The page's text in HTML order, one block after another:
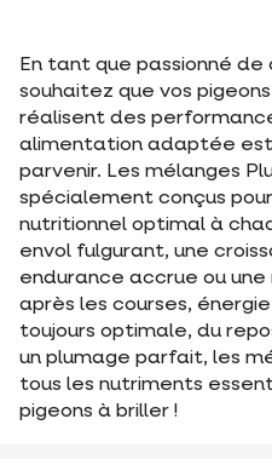
En tant que passionné de
souhaitez que vos
réalisent des
alimentation adaptée
parvenir. Les mélanges
spécialement conçus
nutritionnel optimal à
envol fulgurant, une
endurance accrue ou
après les courses,
toujours optimale, du
un plumage parfait, les
tous les nutriments
pigeons à briller !